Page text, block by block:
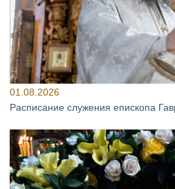
01.08.2026
Расписание служения епископа